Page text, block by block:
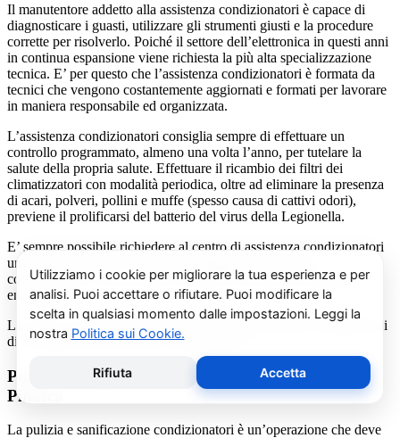
Il manutentore addetto alla assistenza condizionatori è capace di
diagnosticare i guasti, utilizzare gli strumenti giusti e la procedure
corrette per risolverlo. Poiché il settore dell’elettronica in questi anni
in continua espansione viene richiesta la più alta specializzazione
tecnica. E’ per questo che l’assistenza condizionatori è formata da
tecnici che vengono costantemente aggiornati e formati per lavorare
in maniera responsabile ed organizzata.
L’assistenza condizionatori consiglia sempre di effettuare un
controllo programmato, almeno una volta l’anno, per tutelare la
salute della propria salute. Effettuare il ricambio dei filtri dei
climatizzatori con modalità periodica, oltre ad eliminare la presenza
di acari, polveri, pollini e muffe (spesso causa di cattivi odori),
previene il prolificarsi del batterio del virus della Legionella.
E’ sempre possibile richiedere al centro di assistenza condizionatori
una consulenza gratuita per un montaggio di un nuovo
condizionatore o sulle ultime normative in materia di risparmio
energetico.
La salute e il benessere sono quindi essere gli obiettivi fondamentali
di un addetto alla assistenza condizionatori.
Pulizia e Sanificazione Condizionatori Frestech
Pinasca
La pulizia e sanificazione condizionatori è un’operazione che deve